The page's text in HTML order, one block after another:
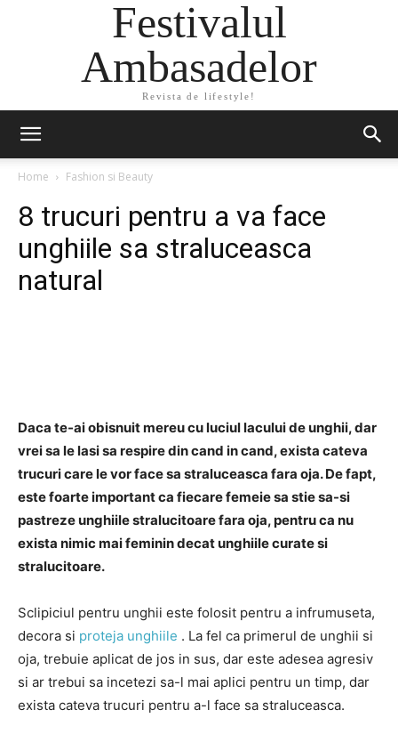
Festivalul
Ambasadelor
Revista de lifestyle!
Home Fashion si Beauty
8 trucuri pentru a va face
unghiile sa straluceasca
natural
Daca te-ai obisnuit mereu cu luciul lacului de unghii, dar
vrei sa le lasi sa respire din cand in cand, exista cateva
trucuri care le vor face sa straluceasca fara oja. De fapt,
este foarte important ca fiecare femeie sa stie sa-si
pastreze unghiile stralucitoare fara oja, pentru ca nu
exista nimic mai feminin decat unghiile curate si
stralucitoare.
Sclipiciul pentru unghii este folosit pentru a infrumuseta,
decora si proteja unghiile . La fel ca primerul de unghii si
oja, trebuie aplicat de jos in sus, dar este adesea agresiv
si ar trebui sa incetezi sa-l mai aplici pentru un timp, dar
exista cateva trucuri pentru a-l face sa straluceasca.